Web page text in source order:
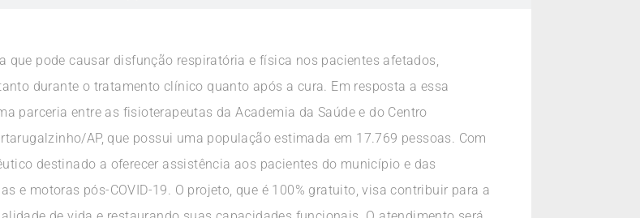
que pode causar disfunção respiratória e física nos pacientes afetados,
durante o tratamento clínico quanto após a cura. Em resposta a essa
parceria entre as fisioterapeutas da Academia da Saúde e do Centro
AP, que possui uma população estimada em 17.769 pessoas. Com
destinado a oferecer assistência aos pacientes do município e das
e motoras pós-COVID-19. O projeto, que é 100% gratuito, visa contribuir para a